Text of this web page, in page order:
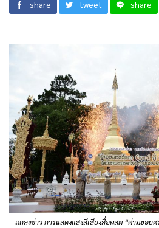
share tweet share
แถลงข่าว การแสดงแสงสีเสียงสื่อผสม “ต๋ามฮอย